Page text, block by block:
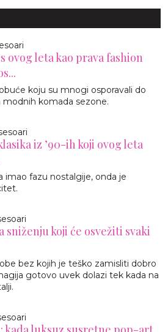
ovog leta kao prava fashion
koju su mnogi osporavali do
komada sezone.
iz ’90-ih koji ovog leta
imao fazu nostalgije, onda je
sniženju koji će osvežiti svaki
bez kojih je teško zamisliti dobro
gotovo uvek dolazi tek kada na